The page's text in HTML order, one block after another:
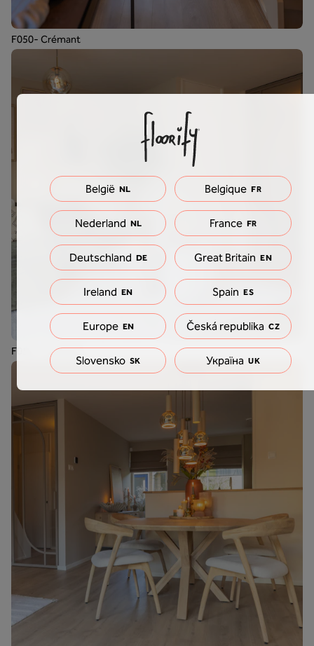
F050- Crémant
F050 - Crémant
België NL Belgique FR
Nederland NL France FR
Deutschland DE Great Britain EN
Ireland EN Spain ES
Europe EN Česká republika CZ
Slovensko SK Україна UK